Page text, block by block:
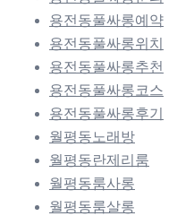
용전동풀싸롱예약
용전동풀싸롱위치
용전동풀싸롱추천
용전동풀싸롱코스
용전동풀싸롱후기
월평동노래방
월평동란제리룸
월평동룸사롱
월평동룸살롱